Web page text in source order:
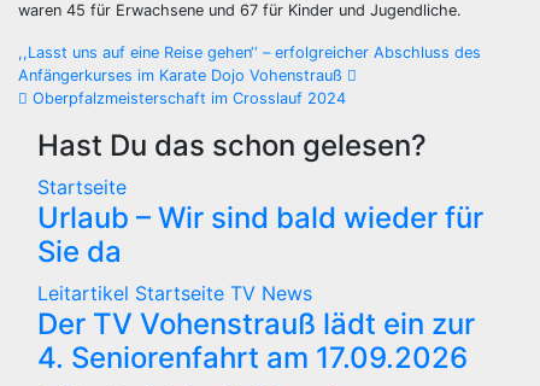
waren 45 für Erwachsene und 67 für Kinder und Jugendliche.
Beitragsnavigation
,,Lasst uns auf eine Reise gehen‘‘ – erfolgreicher Abschluss des
Anfängerkurses im Karate Dojo Vohenstrauß
Oberpfalzmeisterschaft im Crosslauf 2024
Hast Du das schon gelesen?
Startseite
Urlaub – Wir sind bald wieder für
Sie da
Leitartikel Startseite TV News
Der TV Vohenstrauß lädt ein zur
4. Seniorenfahrt am 17.09.2026